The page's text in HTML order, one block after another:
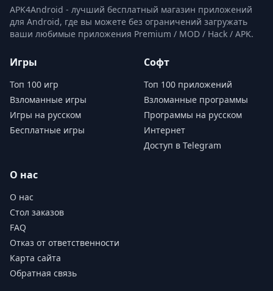
APK4Android - лучший бесплатный магазин приложений
для Android, где вы можете без ограничений загружать
ваши любимые приложения Premium / MOD / Hack / APK.
Игры
Топ 100 игр
Взломанные игры
Игры на русском
Бесплатные игры
Софт
Топ 100 приложений
Взломанные программы
Программы на русском
Интернет
Доступ в Telegram
О нас
О нас
Стол заказов
FAQ
Отказ от ответственности
Карта сайта
Обратная связь